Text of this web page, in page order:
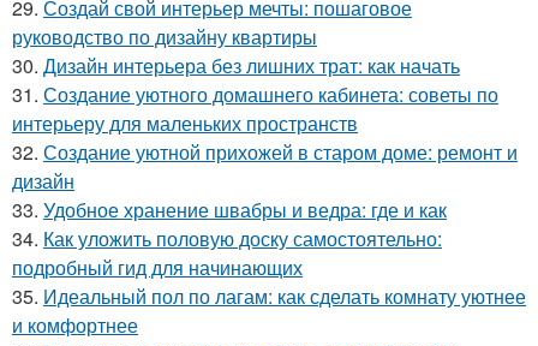
29. Создай свой интерьер мечты: пошаговое
руководство по дизайну квартиры
30. Дизайн интерьера без лишних трат: как начать
31. Создание уютного домашнего кабинета: советы по
интерьеру для маленьких пространств
32. Создание уютной прихожей в старом доме: ремонт и
дизайн
33. Удобное хранение швабры и ведра: где и как
34. Как уложить половую доску самостоятельно:
подробный гид для начинающих
35. Идеальный пол по лагам: как сделать комнату уютнее
и комфортнее